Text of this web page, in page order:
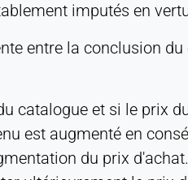
imputés en
entre la conclusion
catalogue et si le prix
est augmenté en
du prix